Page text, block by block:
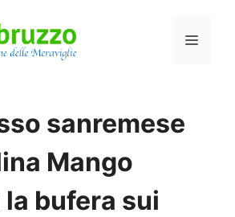
Menu
sanremese
Mango
bufera sui